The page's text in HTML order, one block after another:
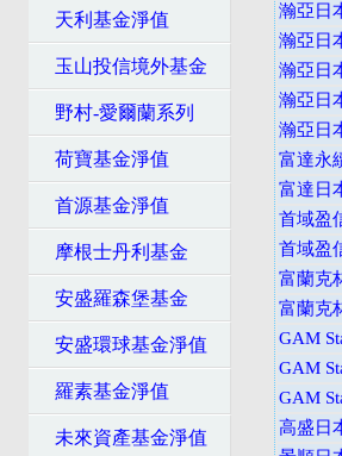
天利基金淨值
玉山投信境外基金
野村-愛爾蘭系列
荷寶基金淨值
首源基金淨值
摩根士丹利基金
安盛羅森堡基金
安盛環球基金淨值
羅素基金淨值
未來資產基金淨值
瀚亞日
瀚亞日
瀚亞日
瀚亞日
瀚亞日
富達永
富達日
首域盈
首域盈
富蘭克
富蘭克
GAM
GAM
GAM
高盛日